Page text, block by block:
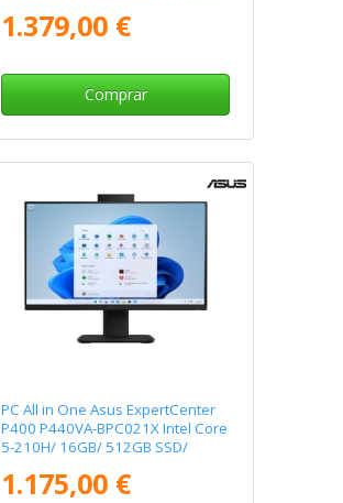
1.379,00 €
Comprar
PC All in One Asus ExpertCenter
P400 P440VA-BPC021X Intel Core
5-210H/ 16GB/ 512GB SSD/
1.175,00 €